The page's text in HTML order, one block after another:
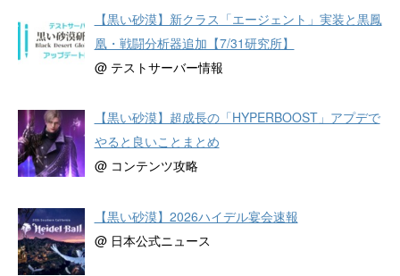
【黒い砂漠】新クラス「エージェント」実装と黒鳳
凰・戦闘分析器追加【7/31研究所】
@ テストサーバー情報
【黒い砂漠】超成長の「HYPERBOOST」アプデで
やると良いことまとめ
@ コンテンツ攻略
【黒い砂漠】2026ハイデル宴会速報
@ 日本公式ニュース